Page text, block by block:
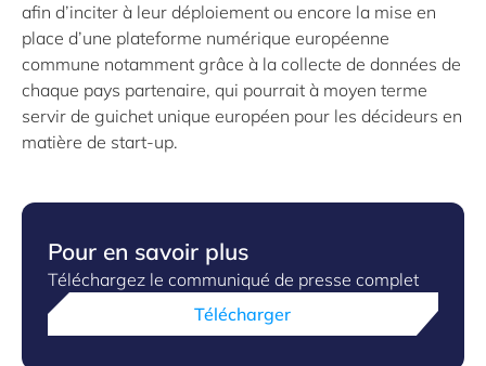
afin d’inciter à leur déploiement ou encore la mise en
place d’une plateforme numérique européenne
commune notamment grâce à la collecte de données de
chaque pays partenaire, qui pourrait à moyen terme
servir de guichet unique européen pour les décideurs en
matière de start-up.
Pour en savoir plus
Téléchargez le communiqué de presse complet
Télécharger